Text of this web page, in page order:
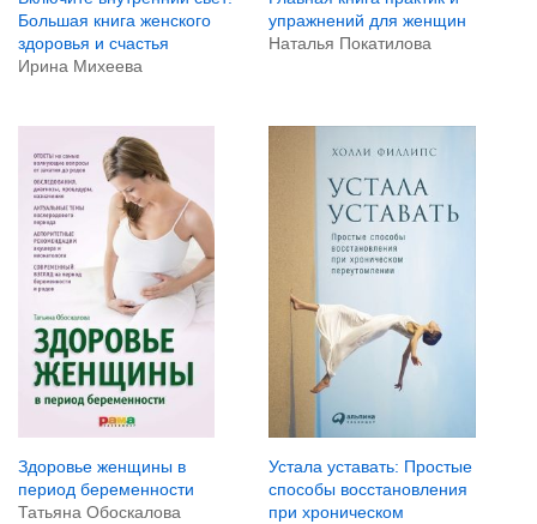
Большая книга женского
здоровья и счастья
Ирина Михеева
упражнений для женщин
Наталья Покатилова
Здоровье женщины в
период беременности
Татьяна Обоскалова
Устала уставать: Простые
способы восстановления
при хроническом